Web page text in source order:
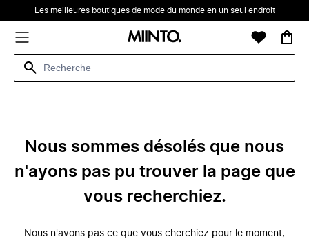
Les meilleures boutiques de mode du monde en un seul endroit
Nous sommes désolés que nous
n'ayons pas pu trouver la page que
vous recherchiez.
Nous n'avons pas ce que vous cherchiez pour le moment,